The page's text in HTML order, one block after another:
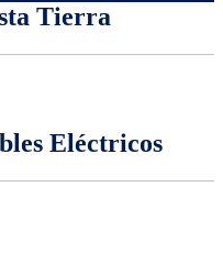
Tierra
Eléctricos